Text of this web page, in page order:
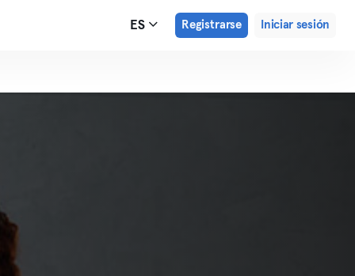
ES Registrarse Iniciar sesión